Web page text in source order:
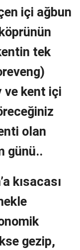
içi ağbun
tek
ve kent içi
olan
günü..
kısacası
gezip,